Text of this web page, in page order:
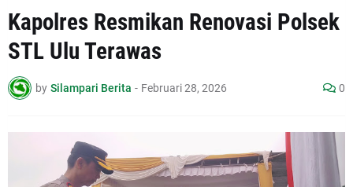
Kapolres Resmikan Renovasi Polsek
STL Ulu Terawas
by Silampari Berita - Februari 28, 2026 0